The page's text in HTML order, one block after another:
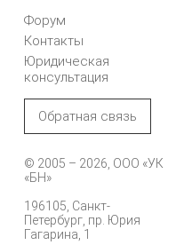
Форум
Контакты
Юридическая
консультация
Обратная связь
© 2005 – 2026, ООО «УК
«БН»
196105, Санкт-
Петербург, пр. Юрия
Гагарина, 1